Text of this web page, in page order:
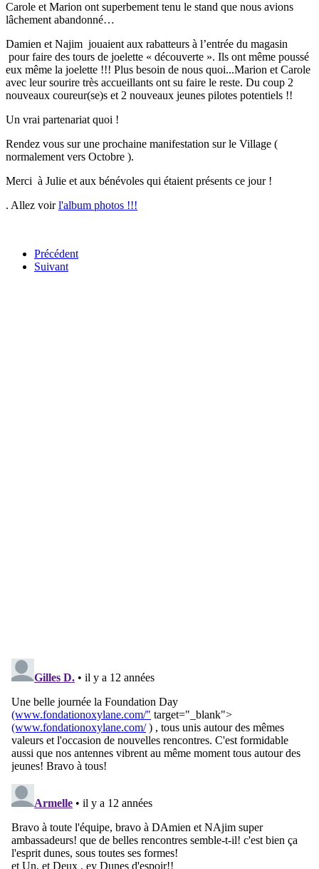
Carole et Marion ont superbement tenu le stand que nous avions
lâchement abandonné…
Damien et Najim jouaient aux rabatteurs à l’entrée du magasin
pour faire des tours de joelette « découverte ». Ils ont même poussé
eux même la joelette !!! Plus besoin de nous quoi...Marion et Carole
avec leur sourire très accueillants ont su faire le reste. Du coup 2
nouveaux coureur(se)s et 2 nouveaux jeunes pilotes potentiels !!
Un vrai partenariat quoi !
Rendez vous sur une prochaine manifestation sur le Village (
normalement vers Octobre ).
Merci à Julie et aux bénévoles qui étaient présents ce jour !
. Allez voirl'album photos !!!
Précédent
Suivant